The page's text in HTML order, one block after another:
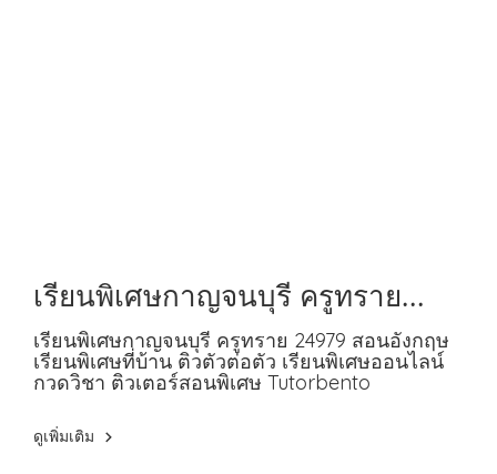
เรียนพิเศษกาญจนบุรี ครูทราย
24979 สอนอังกฤษ
เรียนพิเศษกาญจนบุรี ครูทราย 24979 สอนอังกฤษ
เรียนพิเศษที่บ้าน ติวตัวต่อตัว เรียนพิเศษออนไลน์
กวดวิชา ติวเตอร์สอนพิเศษ Tutorbento
ดูเพิ่มเติม